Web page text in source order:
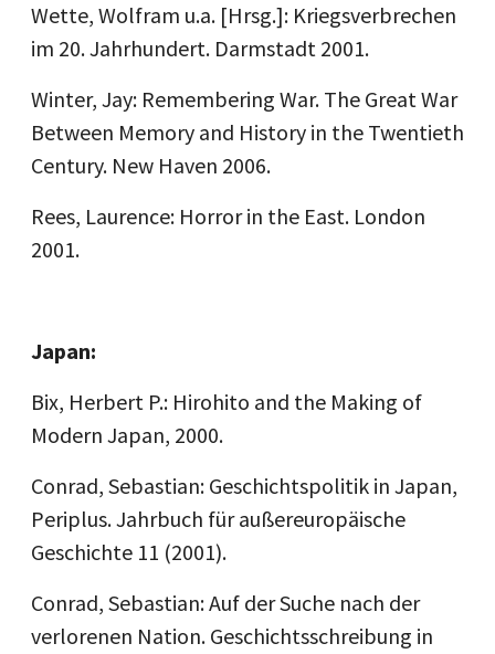
Wette, Wolfram u.a. [Hrsg.]: Kriegsverbrechen
im 20. Jahrhundert. Darmstadt 2001.
Winter, Jay: Remembering War. The Great War
Between Memory and History in the Twentieth
Century. New Haven 2006.
Rees, Laurence: Horror in the East. London
2001.
Japan:
Bix, Herbert P.: Hirohito and the Making of
Modern Japan, 2000.
Conrad, Sebastian: Geschichtspolitik in Japan,
Periplus. Jahrbuch für außereuropäische
Geschichte 11 (2001).
Conrad, Sebastian: Auf der Suche nach der
verlorenen Nation. Geschichtsschreibung in